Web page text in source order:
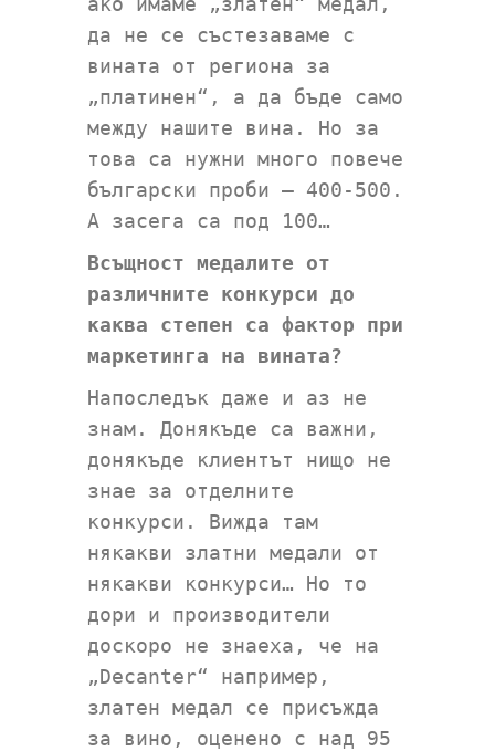
да не се състезаваме с
вината от региона за
„платинен“, а да бъде само
между нашите вина. Но за
това са нужни много повече
български проби – 400-500.
А засега са под 100…
Всъщност медалите от
различните конкурси до
каква степен са фактор при
маркетинга на вината?
Напоследък даже и аз не
знам. Донякъде са важни,
донякъде клиентът нищо не
знае за отделните
конкурси. Вижда там
някакви златни медали от
някакви конкурси… Но то
дори и производители
доскоро не знаеха, че на
„Decanter“ например,
златен медал се присъжда
за вино, оценено с над 95